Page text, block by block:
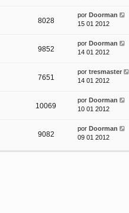
8028
por Doorman
15 01 2012
9852
por Doorman
14 01 2012
7651
por tresmaster
14 01 2012
10069
por Doorman
10 01 2012
9082
por Doorman
09 01 2012